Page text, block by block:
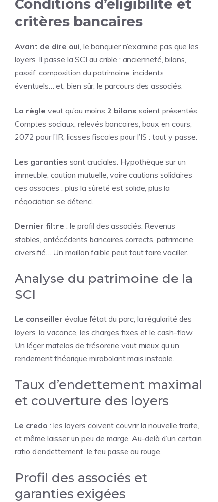
Conditions d’éligibilité et
critères bancaires
Avant de dire oui, le banquier n’examine pas que les
loyers. Il passe la SCI au crible : ancienneté, bilans,
passif, composition du patrimoine, incidents
éventuels… et, bien sûr, le parcours des associés.
La règle veut qu’au moins 2 bilans soient présentés.
Comptes sociaux, relevés bancaires, baux en cours,
2072 pour l’IR, liasses fiscales pour l’IS : tout y passe.
Les garanties sont cruciales. Hypothèque sur un
immeuble, caution mutuelle, voire cautions solidaires
des associés : plus la sûreté est solide, plus la
négociation se détend.
Dernier filtre : le profil des associés. Revenus
stables, antécédents bancaires corrects, patrimoine
diversifié… Un maillon faible peut tout faire vaciller.
Analyse du patrimoine de la
SCI
Le conseiller évalue l’état du parc, la régularité des
loyers, la vacance, les charges fixes et le cash-flow.
Un léger matelas de trésorerie vaut mieux qu’un
rendement théorique mirobolant mais instable.
Taux d’endettement maximal
et couverture des loyers
Le credo : les loyers doivent couvrir la nouvelle traite,
et même laisser un peu de marge. Au-delà d’un certain
ratio d’endettement, le feu passe au rouge.
Profil des associés et
garanties exigées